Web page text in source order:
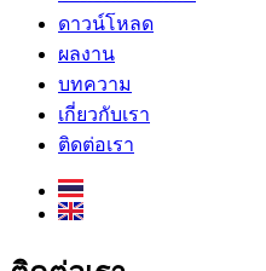
ดาวน์โหลด
ผลงาน
บทความ
เกี่ยวกับเรา
ติดต่อเรา